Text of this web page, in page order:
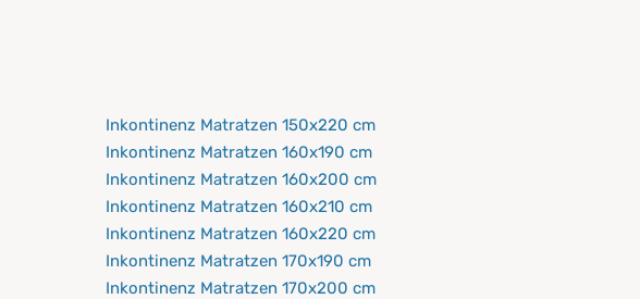
Inkontinenz Matratzen 150x220 cm
Inkontinenz Matratzen 160x190 cm
Inkontinenz Matratzen 160x200 cm
Inkontinenz Matratzen 160x210 cm
Inkontinenz Matratzen 160x220 cm
Inkontinenz Matratzen 170x190 cm
Inkontinenz Matratzen 170x200 cm